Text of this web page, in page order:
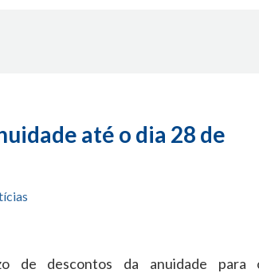
até o dia 28 de
de descontos da anuidade para